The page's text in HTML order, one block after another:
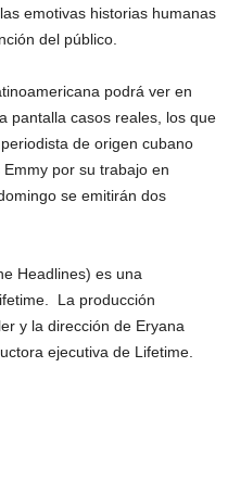
emotivas historias humanas
del público.
podrá ver en
pantalla casos reales, los que
de origen cubano
por su trabajo en
se emitirán dos
Headlines) es una
La producción
y la dirección de Eryana
ejecutiva de Lifetime.